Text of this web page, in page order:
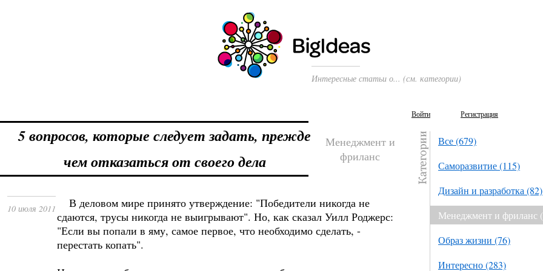
Интересные статьи о... (см. категории)
5 вопросов, которые следует задать, прежде
чем отказаться от своего дела
Менеджмент и
фриланс
10 июля 2011
В деловом мире принято утверждение: "Победители никогда не
сдаются, трусы никогда не выигрывают". Но, как сказал Уилл Роджерс:
"Если вы попали в яму, самое первое, что необходимо сделать, -
перестать копать".
Войти Регистрация
Все (679)
Саморазвитие (115)
Дизайн и разработка (82)
Менеджмент и фриланс
Образ жизни (76)
Интересно (283)